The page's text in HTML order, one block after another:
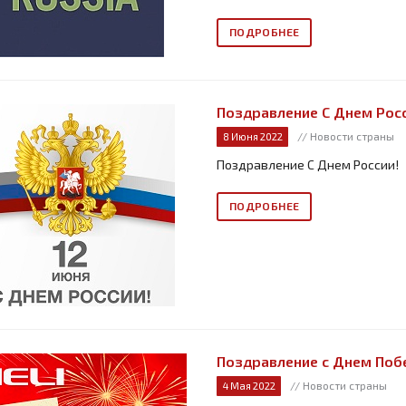
ПОДРОБНЕЕ
Поздравление С Днем
8 Июня 2022 // Новости страны
Поздравление С Днем России!
ПОДРОБНЕЕ
Поздравление с Днем
4 Мая 2022 // Новости страны